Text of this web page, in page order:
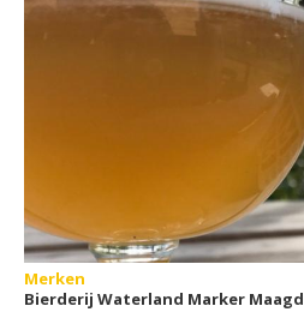
Merken
Bierderij Waterland Marker Maagd